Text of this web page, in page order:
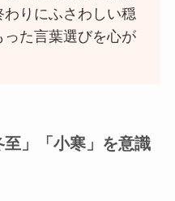
りにふさわしい穏
た言葉選びを心が
」「小寒」を意識